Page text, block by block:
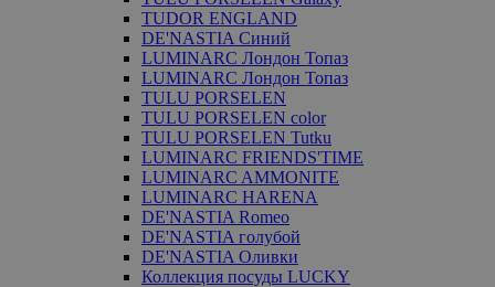
TUDOR ENGLAND
DE'NASTIA Синий
LUMINARC Лондон Топаз
LUMINARC Лондон Топаз
TULU PORSELEN
TULU PORSELEN color
TULU PORSELEN Tutku
LUMINARC FRIENDS'TIME
LUMINARC AMMONITE
LUMINARC HARENA
DE'NASTIA Romeo
DE'NASTIA голубой
DE'NASTIA Оливки
Коллекция посуды LUCKY